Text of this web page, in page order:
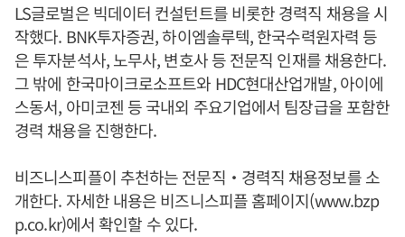
LS글로벌은 빅데이터 컨설턴트를 비롯한 경력직 채용을 시
작했다. BNK투자증권, 하이엠솔루텍, 한국수력원자력 등
은 투자분석사, 노무사, 변호사 등 전문직 인재를 채용한다.
그 밖에 한국마이크로소프트와 HDC현대산업개발, 아이에
스동서, 아미코젠 등 국내외 주요기업에서 팀장급을 포함한
경력 채용을 진행한다.
비즈니스피플이 추천하는 전문직‧경력직 채용정보를 소
개한다. 자세한 내용은 비즈니스피플 홈페이지(www.bzp
p.co.kr)에서 확인할 수 있다.